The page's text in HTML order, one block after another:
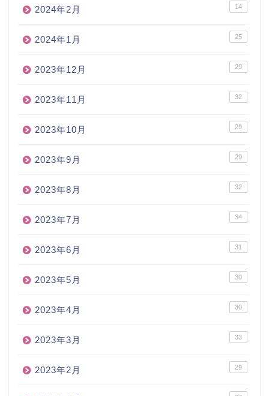
2024年2月 14
2024年1月 25
2023年12月 29
2023年11月 32
2023年10月 29
2023年9月 29
2023年8月 32
2023年7月 34
2023年6月 31
2023年5月 30
2023年4月 30
2023年3月 33
2023年2月 29